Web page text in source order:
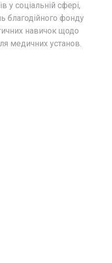
у соціальній сфері,
благодійного фонду
навичок щодо
медичних установ.